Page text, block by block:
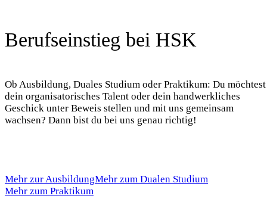
Berufseinstieg bei HSK
Ob Ausbildung, Duales Studium oder Praktikum: Du möchtest
dein organisatorisches Talent oder dein handwerkliches
Geschick unter Beweis stellen und mit uns gemeinsam
wachsen? Dann bist du bei uns genau richtig!
Mehr zur AusbildungMehr zum Dualen Studium
Mehr zum Praktikum